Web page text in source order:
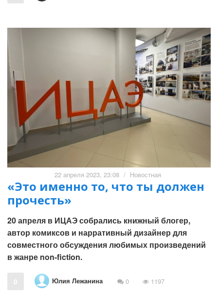
22 апреля 2023, 23:08 / Новостная
«Это именно то, что ты должен
прочесть»
20 апреля в ИЦАЭ собрались книжный блогер,
автор комиксов и нарративный дизайнер для
совместного обсуждения любимых произведений
в жанре non-fiction.
0 Юлия Лежанина 0 1197